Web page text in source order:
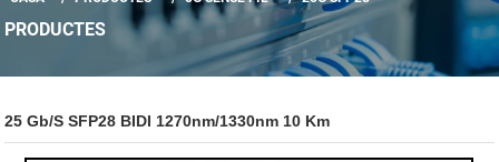
PRODUCTES
25 Gb/s SFP28 BIDI 1270nm/1330nm 10 Km